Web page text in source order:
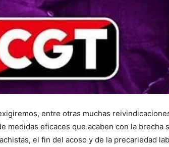
entre otras muchas
eficaces que acaben con la brecha
el fin del acoso y de la precariedad